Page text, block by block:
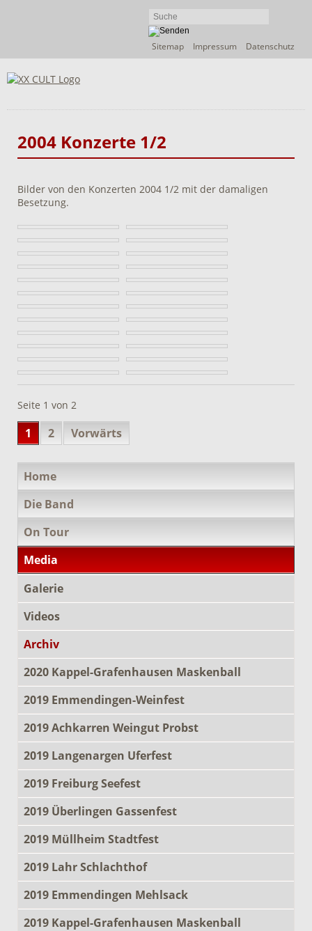
Navigation
Sitemap Impressum Datenschutz
2004 Konzerte 1/2
Bilder von den Konzerten 2004 1/2 mit der damaligen
Besetzung.
Seite 1 von 2
1 2 Vorwärts
überspringen
Home
Die Band
On Tour
Media
Galerie
Videos
Archiv
2020 Kappel-Grafenhausen Maskenball
2019 Emmendingen-Weinfest
2019 Achkarren Weingut Probst
2019 Langenargen Uferfest
2019 Freiburg Seefest
2019 Überlingen Gassenfest
2019 Müllheim Stadtfest
2019 Lahr Schlachthof
2019 Emmendingen Mehlsack
2019 Kappel-Grafenhausen Maskenball